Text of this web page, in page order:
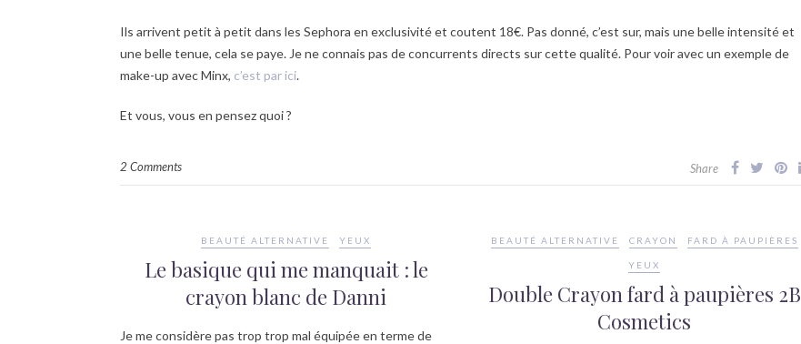
Ils arrivent petit à petit dans les Sephora en exclusivité et coutent 18€. Pas donné, c’est sur, mais une belle intensité et
une belle tenue, cela se paye. Je ne connais pas de concurrents directs sur cette qualité. Pour voir avec un exemple de
make-up avec Minx, c’est par ici.
Et vous, vous en pensez quoi ?
2 Comments Share
BEAUTÉ ALTERNATIVE YEUX
Le basique qui me manquait : le
crayon blanc de Danni
Je me considère pas trop trop mal équipée en terme de
BEAUTÉ ALTERNATIVE CRAYON FARD À PAUPIÈRES
YEUX
Double Crayon fard à paupières 2B
Cosmetics